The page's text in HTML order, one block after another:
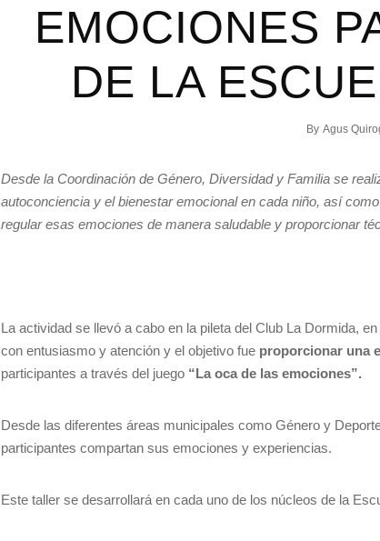
EMOCIONES
DE LA
By Agus
Desde la Coordinación de Género, Diversidad y Familia se
autoconciencia y el bienestar emocional en cada niño, así
regular esas emociones de manera saludable y proporcionar
La actividad se llevó a cabo en la pileta del Club La Dormida,
con entusiasmo y atención y el objetivo fue proporcionar una
participantes a través del juego “La oca de las emociones”.
Desde las diferentes áreas municipales como Género y
participantes compartan sus emociones y experiencias.
Este taller se desarrollará en cada uno de los núcleos de la